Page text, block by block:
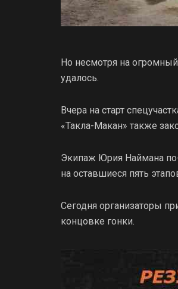
Но несмотря на
удалось.
Вчера на старт
«Такла-Макан» также
Экипаж Юрия Наймана
на оставшиеся пять
Сегодня организаторы
концовке гонки.